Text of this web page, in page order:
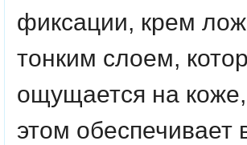
фиксации, крем
тонким слоем,
ощущается на
этом обеспечивает